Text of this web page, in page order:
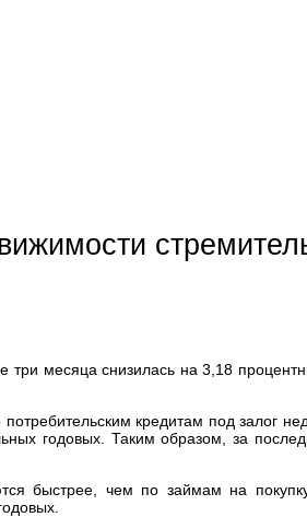
месяца снизилась на 3,18
кредитам под залог
годовых. Таким образом, за
быстрее, чем по займам на